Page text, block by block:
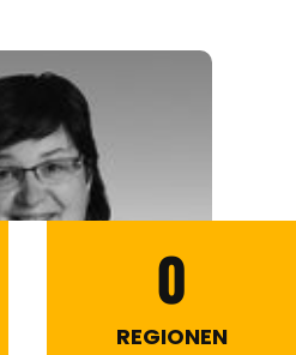
0
REGIONEN